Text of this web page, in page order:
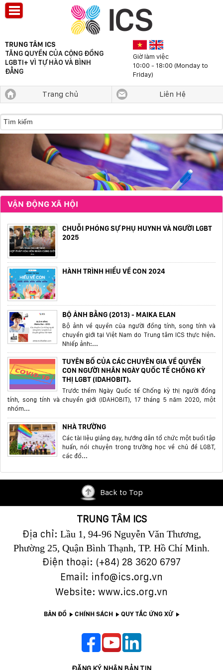
TRUNG TÂM ICS
TĂNG QUYỀN CỦA CỘNG ĐỒNG
LGBTI+ VÌ TỰ HÀO VÀ BÌNH
ĐẲNG
Giờ làm việc
10:00 - 18:00 (Monday to
Friday)
Trang chủ Liên Hệ
VẬN ĐỘNG XÃ HỘI
CHUỖI PHÓNG SỰ PHỤ HUYNH VÀ NGƯỜI LGBT
2025
HÀNH TRÌNH HIỂU VỀ CON 2024
BỘ ẢNH BẰNG (2013) - MAIKA ELAN
Bộ ảnh về quyền của người đồng tính, song tính và
chuyển giới tại Việt Nam do Trung tâm ICS thực hiện.
Nhiếp ảnh:...
TUYÊN BỐ CỦA CÁC CHUYÊN GIA VỀ QUYỀN
CON NGƯỜI NHÂN NGÀY QUỐC TẾ CHỐNG KỲ
THỊ LGBT (IDAHOBIT).
Trước thềm Ngày Quốc tế Chống kỳ thị người đồng
tính, song tính và chuyển giới (IDAHOBIT), 17 tháng 5 năm 2020, một
nhóm...
NHÀ TRƯỜNG
Các tài liệu giảng dạy, hướng dẫn tổ chức một buổi tập
huấn, nói chuyện trong trường học về chủ đề LGBT,
các đồ...
Back to Top
TRUNG TÂM ICS
Địa chỉ: Lầu 1, 94-96 Nguyễn Văn Thương,
Phường 25, Quận Bình Thạnh, TP. Hồ Chí Minh.
Điện thoại: (+84) 28 3620 6797
Email: info@ics.org.vn
Website: www.ics.org.vn
BẢN ĐỒ CHÍNH SÁCH QUY TẮC ỨNG XỬ